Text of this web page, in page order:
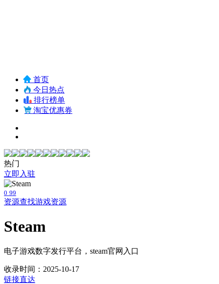
首页
今日热点
排行榜单
淘宝优惠券
热门
立即入驻
0 99
资源查找游戏资源
Steam
电子游戏数字发行平台，steam官网入口
收录时间：2025-10-17
链接直达